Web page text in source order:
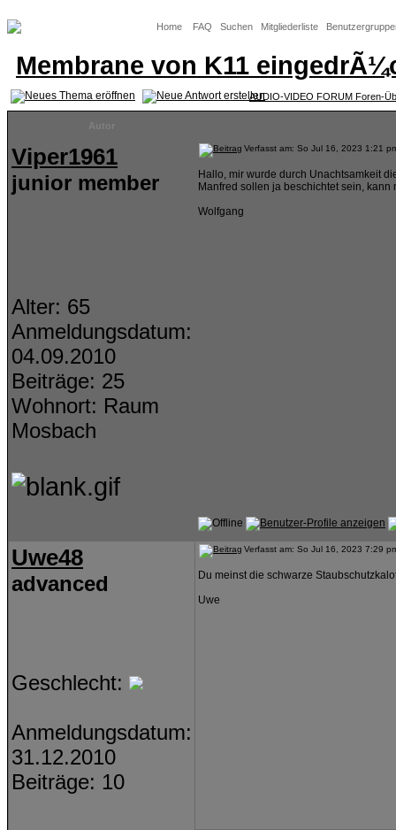
Home FAQ Suchen Mitgliederliste
Membrane von K11
AUDIO-VIDEO FORUM Foren-
Viper1961
junior member
Alter: 65
Anmeldungsdatum:
04.09.2010
Beiträge: 25
Wohnort: Raum
Mosbach
Verfasst am: So Jul 16, 2023 1:21
Hallo, mir wurde durch Unachtsamkeit
Manfred sollen ja beschichtet sein,
Wolfgang
Uwe48
advanced
Geschlecht:
Anmeldungsdatum:
31.12.2010
Beiträge: 10
Verfasst am: So Jul 16, 2023 7:29
Du meinst die schwarze
Uwe